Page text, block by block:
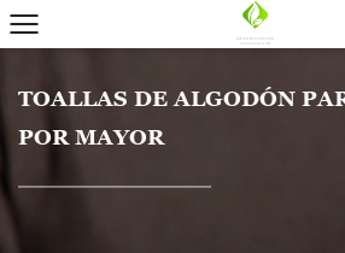
TOALLAS DE ALGODÓN
POR MAYOR